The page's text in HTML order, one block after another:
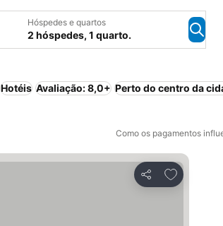
Hóspedes e quartos
2 hóspedes, 1 quarto.
Hotéis Avaliação: 8,0+ Perto do centro da
Como os pagamentos
Partilhar
Adicionar